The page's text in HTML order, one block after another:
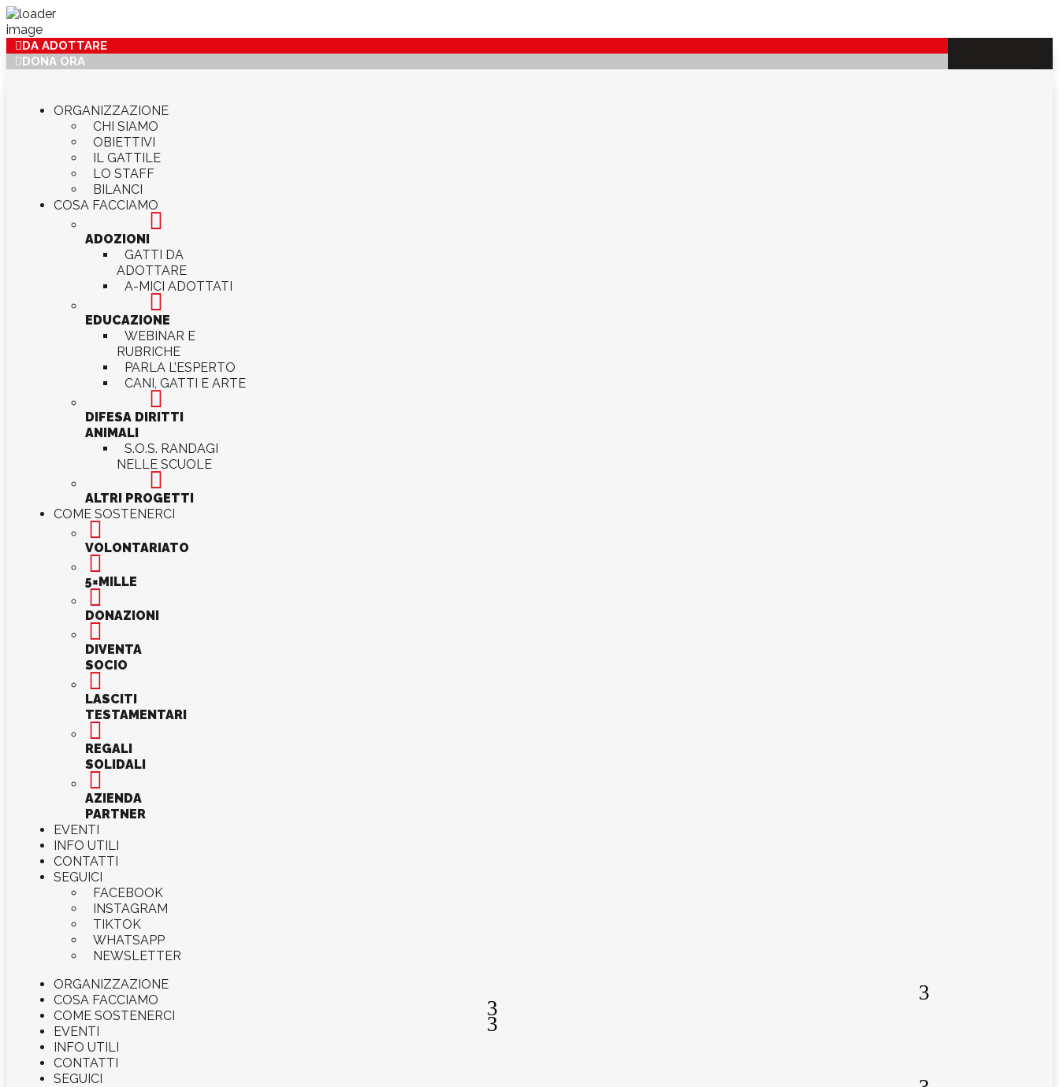
DA ADOTTARE
DONA ORA
ORGANIZZAZIONE
CHI SIAMO
OBIETTIVI
IL GATTILE
LO STAFF
BILANCI
COSA FACCIAMO

ADOZIONI
GATTI DA
ADOTTARE
A-MICI ADOTTATI

EDUCAZIONE
WEBINAR E
RUBRICHE
PARLA L’ESPERTO
CANI, GATTI E ARTE

DIFESA DIRITTI
ANIMALI
S.O.S. RANDAGI
NELLE SCUOLE

ALTRI PROGETTI
COME SOSTENERCI

VOLONTARIATO

5×MILLE

DONAZIONI

DIVENTA
SOCIO

LASCITI
TESTAMENTARI

REGALI
SOLIDALI

AZIENDA
PARTNER
EVENTI
INFO UTILI
CONTATTI
SEGUICI
FACEBOOK
INSTAGRAM
TIKTOK
WHATSAPP
NEWSLETTER
ORGANIZZAZIONE
COSA FACCIAMO
COME SOSTENERCI
EVENTI
INFO UTILI
CONTATTI
SEGUICI